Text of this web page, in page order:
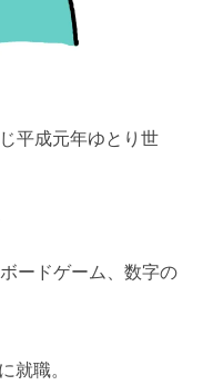
平成元年ゆとり世
ードゲーム、数字の
就職。